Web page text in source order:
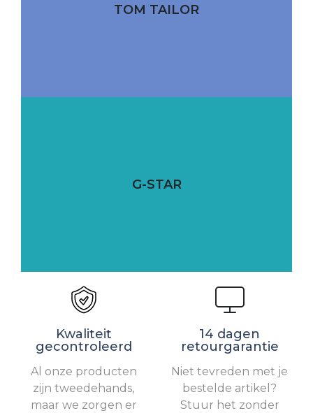
TOM TAILOR
G-STAR
Kwaliteit
gecontroleerd
Al onze producten
zijn tweedehands,
maar we zorgen er
14 dagen
retourgarantie
Niet tevreden met je
bestelde artikel?
Stuur het zonder